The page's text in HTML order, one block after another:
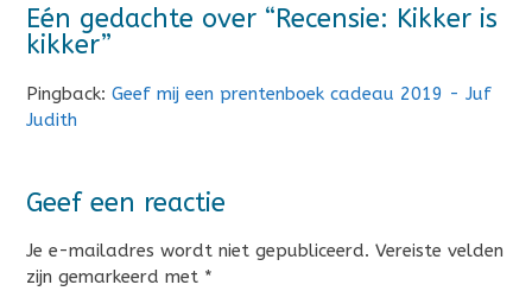
Eén gedachte over “Recensie: Kikker is
kikker”
Pingback: Geef mij een prentenboek cadeau 2019 - Juf
Judith
Geef een reactie
Je e-mailadres wordt niet gepubliceerd. Vereiste velden
zijn gemarkeerd met *